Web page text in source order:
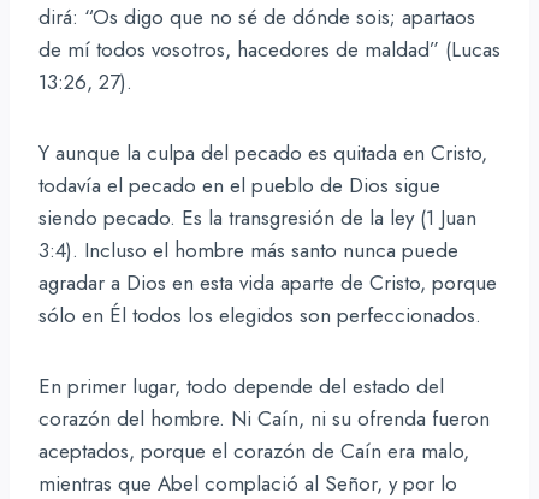
dirá: “Os digo que no sé de dónde sois; apartaos
de mí todos vosotros, hacedores de maldad” (Lucas
13:26, 27).
Y aunque la culpa del pecado es quitada en Cristo,
todavía el pecado en el pueblo de Dios sigue
siendo pecado. Es la transgresión de la ley (1 Juan
3:4). Incluso el hombre más santo nunca puede
agradar a Dios en esta vida aparte de Cristo, porque
sólo en Él todos los elegidos son perfeccionados.
En primer lugar, todo depende del estado del
corazón del hombre. Ni Caín, ni su ofrenda fueron
aceptados, porque el corazón de Caín era malo,
mientras que Abel complació al Señor, y por lo